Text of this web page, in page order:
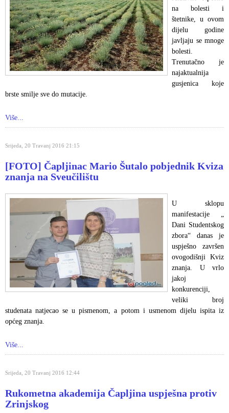
na bolesti i
štetnike, u ovom
dijelu godine
javljaju se mnoge
bolesti.
Trenutačno je
najaktualnija
gusjenica koje
brste smilje sve do mutacije.
Više...
Srijeda, 20 Travanj 2016 21:15
[FOTO] Čapljinac Mario Šutalo pobjednik Kviza
znanja na Sveučilištu
U sklopu
manifestacije „
Dani Studentskog
zbora“ danas je
uspješno završen
ovogodišnji Kviz
znanja. U vrlo
jakoj
konkurenciji,
veliki broj
studenata natjecao se u pismenom, a potom i usmenom dijelu ispita iz
općeg znanja.
Više...
Srijeda, 20 Travanj 2016 12:44
Rukometna akademija Čapljina uspješna protiv
Zrinjskog